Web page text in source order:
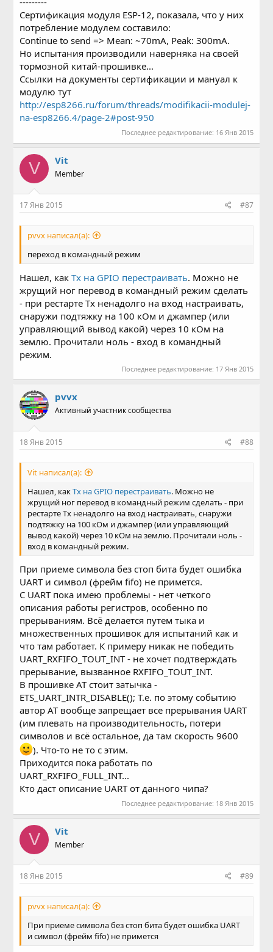
Сертификация модуля ESP-12, показала, что у них
потребление модулем составило:
Continue to send => Mean: ~70mA, Peak: 300mA.
Но испытания производили наверняка на своей
тормозной китай-прошивке...
Ссылки на документы сертификации и мануал к
модулю тут
http://esp8266.ru/forum/threads/modifikacii-modulej-
na-esp8266.4/page-2#post-950
Последнее редактирование: 16 Янв 2015
V Vit
Member
17 Янв 2015 #87
pvvx написал(а):
переход в командный режим
Нашел, какTx на GPIO перестраивать. Можно не
жрущий ног перевод в командный режим сделать
- при рестарте Tx ненадолго на вход настраивать,
снаружи подтяжку на 100 кОм и джампер (или
управляющий вывод какой) через 10 кОм на
землю. Прочитали ноль - вход в командный
режим.
Последнее редактирование: 17 Янв 2015
pvvx
Активный участник сообщества
18 Янв 2015 #88
Vit написал(а):
Нашел, какTx на GPIO перестраивать. Можно не
жрущий ног перевод в командный режим сделать - при
рестарте Tx ненадолго на вход настраивать, снаружи
подтяжку на 100 кОм и джампер (или управляющий
вывод какой) через 10 кОм на землю. Прочитали ноль -
вход в командный режим.
При приеме символа без стоп бита будет ошибка
UART и символ (фрейм fifo) не примется.
C UART пока имею проблемы - нет четкого
описания работы регистров, особенно по
прерываниям. Всё делается путем тыка и
множественных прошивок для испытаний как и
что там работает. К примеру никак не победить
UART_RXFIFO_TOUT_INT - не хочет подтверждать
прерывание, вызванное RXFIFO_TOUT_INT.
В прошивке AT стоит затычка -
ETS_UART_INTR_DISABLE(); Т.е. по этому событию
автор AT вообще запрещает все прерывания UART
(им плевать на производительность, потери
символов и всё остальное, да там скорость 9600
). Что-то не то с этим.
Приходится пока работать по
UART_RXFIFO_FULL_INT...
Кто даст описание UART от данного чипа?
Последнее редактирование: 18 Янв 2015
V Vit
Member
18 Янв 2015 #89
pvvx написал(а):
При приеме символа без стоп бита будет ошибка UART
и символ (фрейм fifo) не примется